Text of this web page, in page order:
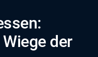
der